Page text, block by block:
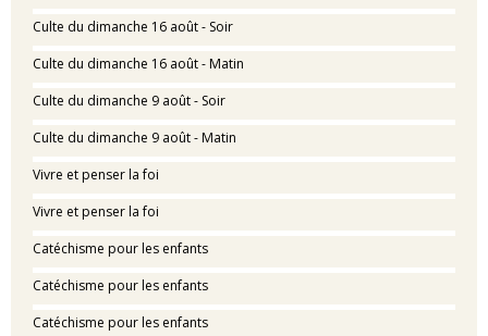
Culte du dimanche 16 août - Soir
Culte du dimanche 16 août - Matin
Culte du dimanche 9 août - Soir
Culte du dimanche 9 août - Matin
Vivre et penser la foi
Vivre et penser la foi
Catéchisme pour les enfants
Catéchisme pour les enfants
Catéchisme pour les enfants